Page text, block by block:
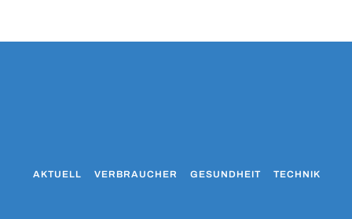
AKTUELL VERBRAUCHER GESUNDHEIT TECHNIK